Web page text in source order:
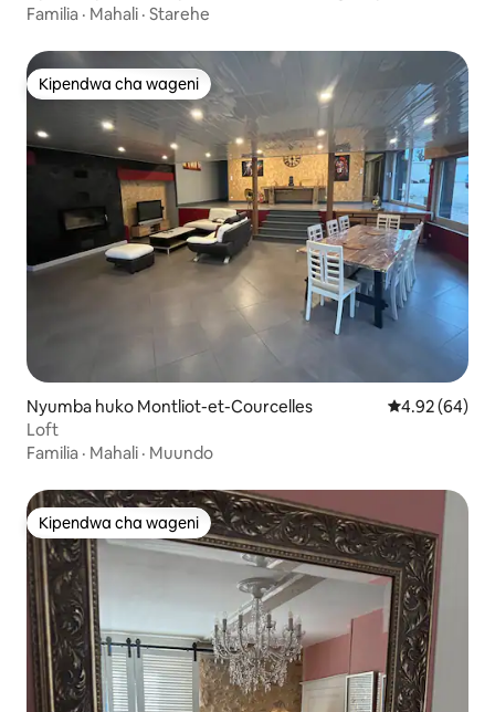
na Mapenzi
Familia · Mahali · Starehe
Kipendwa cha wageni
Kipendwa cha wageni
Nyumba huko Montliot-et-Courcelles Ukadiriaji wa
4.92 (64)
Loft
Familia · Mahali · Muundo
Kipendwa cha wageni
Kipendwa cha wageni